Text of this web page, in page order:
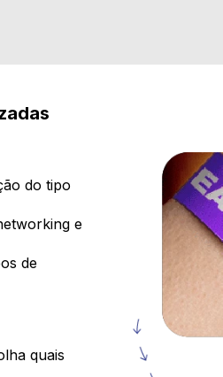
do tipo
e
de
quais